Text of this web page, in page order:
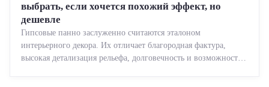
выбрать, если хочется похожий эффект, но
дешевле
Гипсовые панно заслуженно считаются эталоном
интерьерного декора. Их отличает благородная фактура,
высокая детализация рельефа, долговечность и возможность